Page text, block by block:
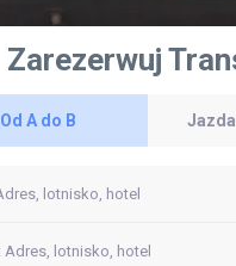
Zarezerwuj
Od A do B